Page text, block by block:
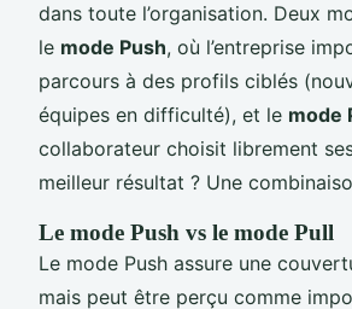
dans toute l’organisation. Deux
le mode Push, où l’entreprise
parcours à des profils ciblés
équipes en difficulté), et le mode
collaborateur choisit librement
meilleur résultat ? Une
Le mode Push vs le mode Pull
Le mode Push assure une
mais peut être perçu comme